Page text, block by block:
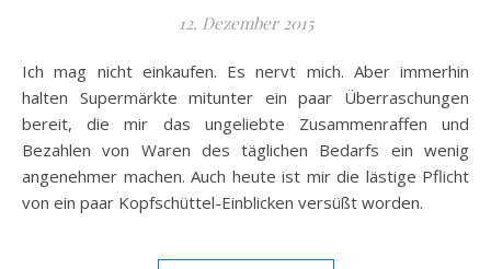
12. Dezember 2015
Ich mag nicht einkaufen. Es nervt mich. Aber immerhin
halten Supermärkte mitunter ein paar Überraschungen
bereit, die mir das ungeliebte Zusammenraffen und
Bezahlen von Waren des täglichen Bedarfs ein wenig
angenehmer machen. Auch heute ist mir die lästige Pflicht
von ein paar Kopfschüttel-Einblicken versüßt worden.